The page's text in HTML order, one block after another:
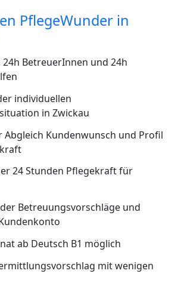
PflegeWunder in
BetreuerInnen und 24h
individuellen
in Zwickau
Abgleich Kundenwunsch und Profil
24 Stunden Pflegekraft für
Betreuungsvorschläge und
ab Deutsch B1 möglich
mit wenigen